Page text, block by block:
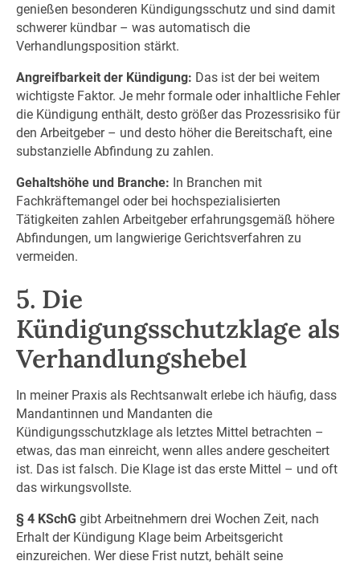
genießen besonderen Kündigungsschutz und sind damit
schwerer kündbar – was automatisch die
Verhandlungsposition stärkt.
Angreifbarkeit der Kündigung: Das ist der bei weitem
wichtigste Faktor. Je mehr formale oder inhaltliche Fehler
die Kündigung enthält, desto größer das Prozessrisiko für
den Arbeitgeber – und desto höher die Bereitschaft, eine
substanzielle Abfindung zu zahlen.
Gehaltshöhe und Branche: In Branchen mit
Fachkräftemangel oder bei hochspezialisierten
Tätigkeiten zahlen Arbeitgeber erfahrungsgemäß höhere
Abfindungen, um langwierige Gerichtsverfahren zu
vermeiden.
5. Die
Kündigungsschutzklage als
Verhandlungshebel
In meiner Praxis als Rechtsanwalt erlebe ich häufig, dass
Mandantinnen und Mandanten die
Kündigungsschutzklage als letztes Mittel betrachten –
etwas, das man einreicht, wenn alles andere gescheitert
ist. Das ist falsch. Die Klage ist das erste Mittel – und oft
das wirkungsvollste.
§ 4 KSchG gibt Arbeitnehmern drei Wochen Zeit, nach
Erhalt der Kündigung Klage beim Arbeitsgericht
einzureichen. Wer diese Frist nutzt, behält seine